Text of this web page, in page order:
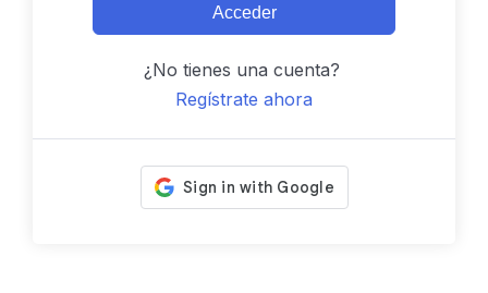
Acceder
¿No tienes una cuenta?
Regístrate ahora